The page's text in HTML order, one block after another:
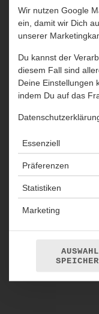
Wir nutzen Google
ein, damit wir Dich
unserer
Du kannst der
diesem Fall sind
Deine Einstellungen
indem Du auf das
Essenziell
Präferenzen
Statistiken
Marketing
AUSWAHL